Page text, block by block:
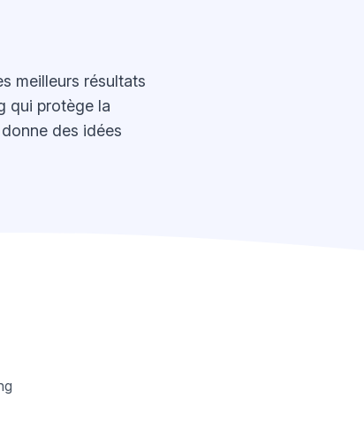
meilleurs résultats
qui protège la
des idées